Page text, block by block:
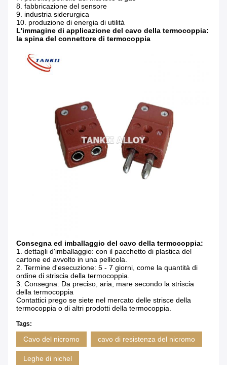
8. fabbricazione del sensore
9. industria siderurgica
10. produzione di energia di utilità
L'immagine di applicazione del cavo della termocoppia:
la spina del connettore di termocoppia
Consegna ed imballaggio del cavo della termocoppia:
1. dettagli d'imballaggio: con il pacchetto di plastica del
cartone ed avvolto in una pellicola.
2. Termine d'esecuzione: 5 - 7 giorni, come la quantità di
ordine di striscia della termocoppia.
3. Consegna: Da preciso, aria, mare secondo la striscia
della termocoppia
Contattici prego se siete nel mercato delle strisce della
termocoppia o di altri prodotti della termocoppia.
Tags:
Cavo del nicromo cavo di resistenza del nicromo
Leghe di nichel